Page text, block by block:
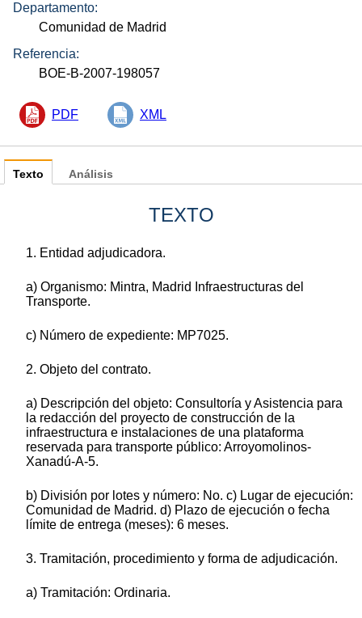
Departamento:
Comunidad de Madrid
Referencia:
BOE-B-2007-198057
PDF XML
Texto
TEXTO
1. Entidad adjudicadora.
a) Organismo: Mintra, Madrid Infraestructuras del
Transporte.
c) Número de expediente: MP7025.
2. Objeto del contrato.
a) Descripción del objeto: Consultoría y Asistencia para
la redacción del proyecto de construcción de la
infraestructura e instalaciones de una plataforma
reservada para transporte público: Arroyomolinos-
Xanadú-A-5.
b) División por lotes y número: No. c) Lugar de ejecución:
Comunidad de Madrid. d) Plazo de ejecución o fecha
límite de entrega (meses): 6 meses.
3. Tramitación, procedimiento y forma de adjudicación.
a) Tramitación: Ordinaria.
Análisis